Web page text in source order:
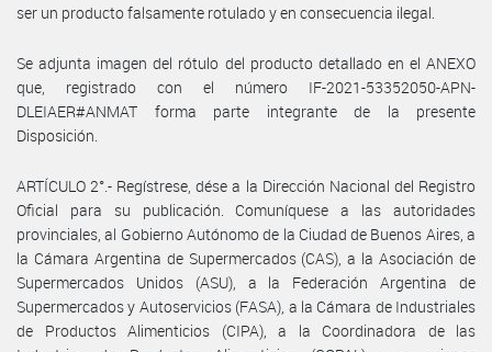
ser un producto falsamente rotulado y en consecuencia ilegal.
Se adjunta imagen del rótulo del producto detallado en el ANEXO
que, registrado con el número IF-2021-53352050-APN-
DLEIAER#ANMAT forma parte integrante de la presente
Disposición.
ARTÍCULO 2°.- Regístrese, dése a la Dirección Nacional del Registro
Oficial para su publicación. Comuníquese a las autoridades
provinciales, al Gobierno Autónomo de la Ciudad de Buenos Aires, a
la Cámara Argentina de Supermercados (CAS), a la Asociación de
Supermercados Unidos (ASU), a la Federación Argentina de
Supermercados y Autoservicios (FASA), a la Cámara de Industriales
de Productos Alimenticios (CIPA), a la Coordinadora de las